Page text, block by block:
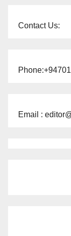
Contact Us:
Email :